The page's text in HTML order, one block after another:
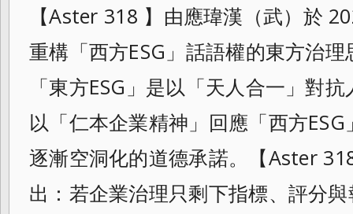
【Aster 318 】由應瑋漢（武）於
重構「西方ESG」話語權的東方治
「東方ESG」是以「天人合一」對
以「仁本企業精神」回應「西方
逐漸空洞化的道德承諾。【Aster
出：若企業治理只剩下指標、評分